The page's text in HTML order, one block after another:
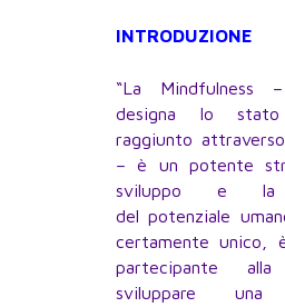
INTRODUZIONE
“La Mindfulness
designa lo
raggiunto
– è un potente
sviluppo e la
del potenziale
certamente unico,
partecipante
sviluppare una